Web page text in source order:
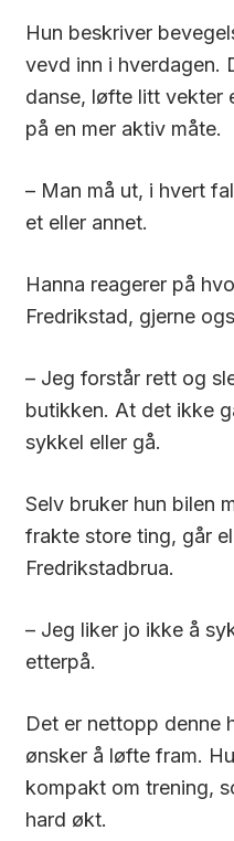
Hun beskriver
vevd inn i hverdagen.
danse, løfte litt vekter
på en mer aktiv måte.
– Man må ut, i hvert
et eller annet.
Hanna reagerer på
Fredrikstad, gjerne
– Jeg forstår rett og
butikken. At det ikke
sykkel eller gå.
Selv bruker hun bilen
frakte store ting, går
Fredrikstadbrua.
– Jeg liker jo ikke å
etterpå.
Det er nettopp denne
ønsker å løfte fram.
kompakt om trening,
hard økt.